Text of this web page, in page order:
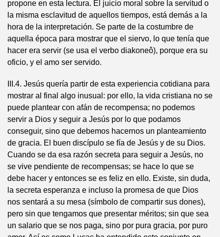
propone en esta lectura. El juicio moral sobre la servitud o
la misma esclavitud de aquellos tiempos, está demás a la
hora de la interpretación. Se parte de la costumbre de
aquella época para mostrar que el siervo, lo que tenía que
hacer era servir (se usa el verbo diakoneô), porque era su
oficio, y el amo ser servido.
III.4. Jesús quería partir de esta experiencia cotidiana para
mostrar al final algo inusual: por ello, la vida cristiana no se
puede plantear con afán de recompensa; no podemos
servir a Dios y seguir a Jesús por lo que podamos
conseguir, sino que debemos hacernos un planteamiento
de gracia. El buen discípulo se fía de Jesús y de su Dios.
Cuando se da esa razón secreta para seguir a Jesús, no
se vive pendiente de recompensas; se hace lo que se
debe hacer y entonces se es feliz en ello. Existe, sin duda,
la secreta esperanza e incluso la promesa de que Dios
nos sentará a su mesa (símbolo de compartir sus dones),
pero sin que tengamos que presentar méritos; sin que sea
un salario que se nos paga, sino por pura gracia, por puro